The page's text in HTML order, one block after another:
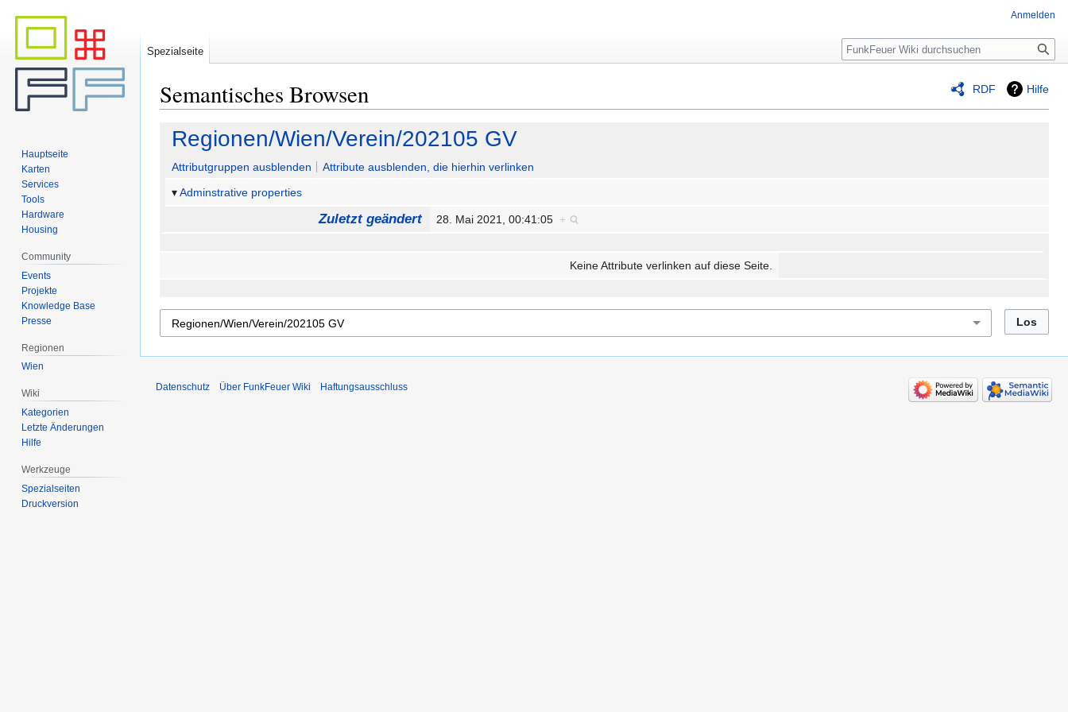
RDF Hilfe
Semantisches Browsen
Zur
Navigation
springen
Zur
Suche
springen
Regionen/Wien/Verein/202105 GV
Attributgruppen ausblenden
Attribute ausblenden, die hierhin verlinken
Adminstrative properties
Zuletzt geändert 28. Mai 2021, 00:41:05 +
Keine Attribute verlinken auf diese Seite.
Anmelden
Spezialseite
Suche
Hauptseite
Karten
Services
Tools
Hardware
Housing
Community
Events
Projekte
Knowledge Base
Presse
Regionen
Wien
Wiki
Kategorien
Letzte Änderungen
Hilfe
Werkzeuge
Spezialseiten
Druckversion
Datenschutz Über FunkFeuer Wiki Haftungsausschluss